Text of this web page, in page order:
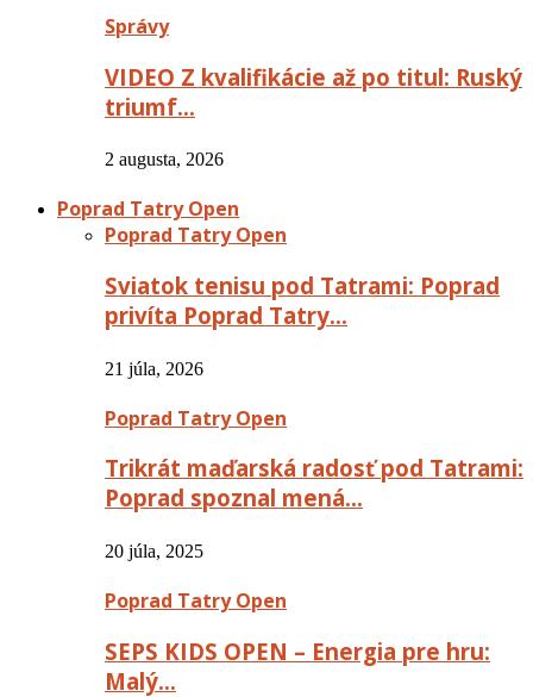
Správy
VIDEO Z kvalifikácie až po titul: Ruský
triumf…
2 augusta, 2026
Poprad Tatry Open
Poprad Tatry Open
Sviatok tenisu pod Tatrami: Poprad
privíta Poprad Tatry…
21 júla, 2026
Poprad Tatry Open
Trikrát maďarská radosť pod Tatrami:
Poprad spoznal mená…
20 júla, 2025
Poprad Tatry Open
SEPS KIDS OPEN – Energia pre hru:
Malý…